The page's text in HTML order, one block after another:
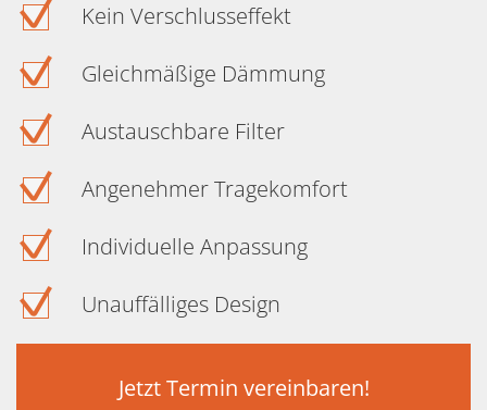
Kein Verschlusseffekt
Gleichmäßige Dämmung
Austauschbare Filter
Angenehmer Tragekomfort
Individuelle Anpassung
Unauffälliges Design
Jetzt Termin vereinbaren!